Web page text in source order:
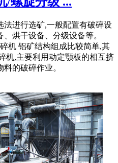
法进行选矿,一般配置有破碎设
烘干设备、分级设备等。
机 铝矿结构组成比较简单,其
机,主要利用动定颚板的相互挤
的破碎作业。